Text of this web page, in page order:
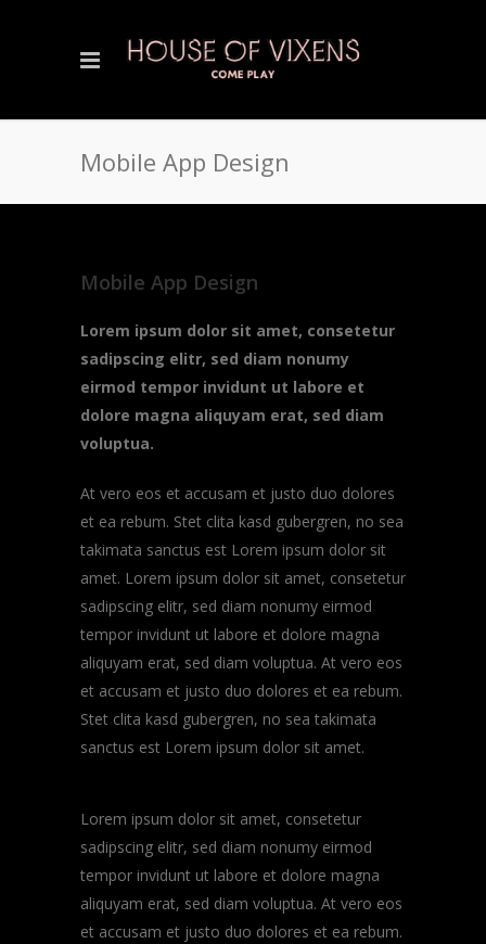
Mobile App Design
Mobile App Design
Lorem ipsum dolor sit amet, consetetur
sadipscing elitr, sed diam nonumy
eirmod tempor invidunt ut labore et
dolore magna aliquyam erat, sed diam
voluptua.
At vero eos et accusam et justo duo dolores
et ea rebum. Stet clita kasd gubergren, no sea
takimata sanctus est Lorem ipsum dolor sit
amet. Lorem ipsum dolor sit amet, consetetur
sadipscing elitr, sed diam nonumy eirmod
tempor invidunt ut labore et dolore magna
aliquyam erat, sed diam voluptua. At vero eos
et accusam et justo duo dolores et ea rebum.
Stet clita kasd gubergren, no sea takimata
sanctus est Lorem ipsum dolor sit amet.
Lorem ipsum dolor sit amet, consetetur
sadipscing elitr, sed diam nonumy eirmod
tempor invidunt ut labore et dolore magna
aliquyam erat, sed diam voluptua. At vero eos
et accusam et justo duo dolores et ea rebum.